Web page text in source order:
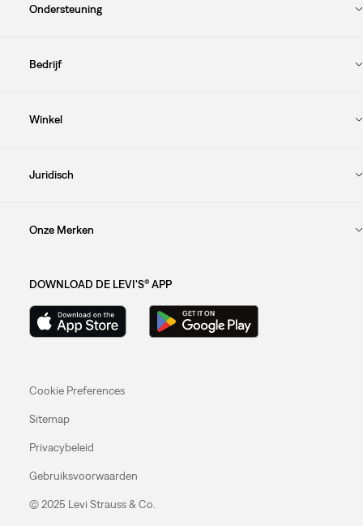
Ondersteuning
Bedrijf
Winkel
Juridisch
Onze Merken
DOWNLOAD DE LEVI'S® APP
Cookie Preferences
Sitemap
Privacybeleid
Gebruiksvoorwaarden
© 2025 Levi Strauss & Co.